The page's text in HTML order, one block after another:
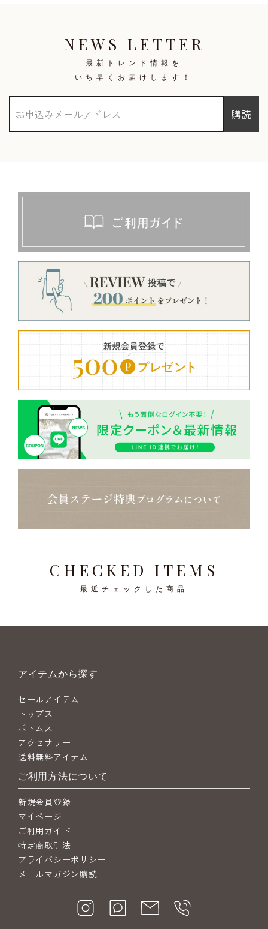
NEWS LETTER
最新トレンド情報を
いち早くお届けします！
CHECKED ITEMS
最近チェックした商品
アイテムから探す
セールアイテム
トップス
ボトムス
アクセサリー
送料無料アイテム
ご利用方法について
新規会員登録
マイページ
ご利用ガイド
特定商取引法
プライバシーポリシー
メールマガジン購読